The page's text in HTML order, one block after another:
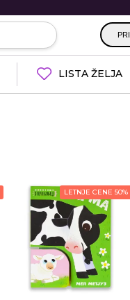
LISTA ŽELJA
LETNJE CENE 50%